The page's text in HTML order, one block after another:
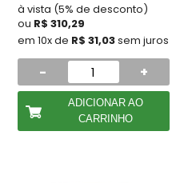
à vista (5% de desconto)
ou R$ 310,29
em 10x de R$ 31,03sem juros
- +
ADICIONAR AO
CARRINHO